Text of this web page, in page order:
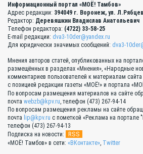
Информационный портал «МОЁ! Тамбов»
Адрес редакции: 394049 г. Воронеж, ул.
Редактор: Деревяшкин Владислав Анатольевич
Телефон редактора: (4722) 33-58-25
E-mail редакции: dva3-10der@yandex.ru
Для юридически значимых сообщений: dva3-
Мнения авторов статей, опубликованных на
размещённых в разделах «Мнения», «Народные
комментариев пользователей к материалам сайта
с позицией редакции газеты «МОЁ!» и портала
По вопросам размещения материалов на сайте
почта webzb@kpv.ru, телефон (473) 267-94-14
По вопросам размещения рекламы на сайте
почта lip@kpv.ru с пометкой «Реклама на портале
телефон (473) 267-94-13
Подписка на новости:
RSS
«МОЁ! Тамбов» в сети: «ВКонтакте», Twitter